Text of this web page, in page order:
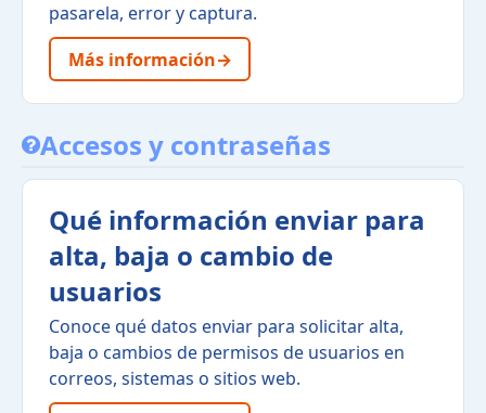
pasarela, error y captura.
Más información→
Accesos y contraseñas
Qué información enviar para
alta, baja o cambio de
usuarios
Conoce qué datos enviar para solicitar alta,
baja o cambios de permisos de usuarios en
correos, sistemas o sitios web.